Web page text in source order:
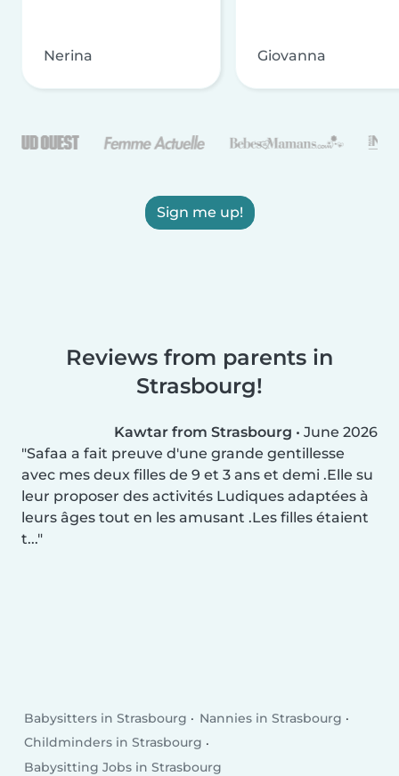
Nerina Giovanna
Sign me up!
Reviews from parents in
Strasbourg!
Kawtar from Strasbourg • June 2026
Safaa a fait preuve d'une grande gentillesse
avec mes deux filles de 9 et 3 ans et demi .Elle su
leur proposer des activités Ludiques adaptées à
leurs âges tout en les amusant .Les filles étaient
t...
Babysitters in Strasbourg
Nannies in Strasbourg
Childminders in Strasbourg
Babysitting Jobs in Strasbourg